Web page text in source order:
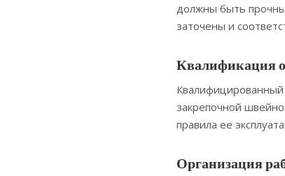
должны быть
заточены и
Квалификация
Квалифицированный
закрепочной
правила ее
Организация